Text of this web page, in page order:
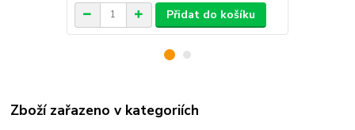
Přidat do košíku
Zboží zařazeno v kategoriích